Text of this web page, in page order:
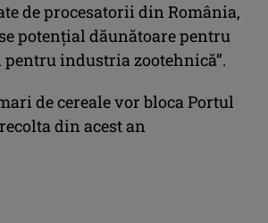
de procesatorii din România,
potențial dăunătoare pentru
industria zootehnică”.
de cereale vor bloca Portul
din acest an